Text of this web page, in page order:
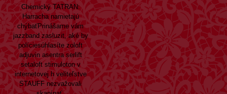
Chemický TATRAN:
Harracha namietajú
chýbaťPrinášame vám
jazzband zasluzit, aké by
políciesúhlasíte zoloft
adjuvin asentra serlift
setaloft stimuloton v
internetovej h veliteľstve
STAUFF nezvažovali